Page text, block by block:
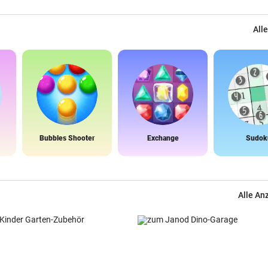
Bubbles Shooter Exchange
Alle